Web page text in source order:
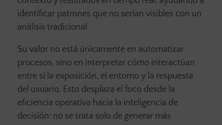
identificar patrones que no serían visibles con un
análisis tradicional.
Su valor no está únicamente en automatizar
procesos, sino en interpretar cómo interactúan
entre sí la exposición, el entorno y la respuesta
del usuario. Esto desplaza el foco desde la
eficiencia operativa hacia la inteligencia de
decisión: no se trata solo de generar más